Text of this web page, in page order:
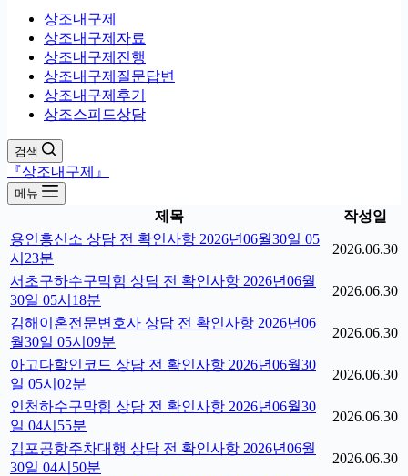
상조내구제
상조내구제자료
상조내구제진행
상조내구제질문답변
상조내구제후기
상조스피드상담
검색
『상조내구제』
메뉴
제목
작성일
용인흥신소 상담 전 확인사항 2026년06월30일 05
시23분
2026.06.30
서초구하수구막힘 상담 전 확인사항 2026년06월
30일 05시18분
2026.06.30
김해이혼전문변호사 상담 전 확인사항 2026년06
월30일 05시09분
2026.06.30
아고다할인코드 상담 전 확인사항 2026년06월30
일 05시02분
2026.06.30
인천하수구막힘 상담 전 확인사항 2026년06월30
일 04시55분
2026.06.30
김포공항주차대행 상담 전 확인사항 2026년06월
30일 04시50분
2026.06.30